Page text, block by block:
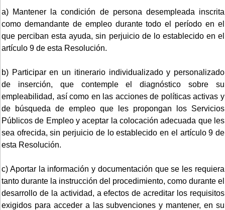
a) Mantener la condición de persona desempleada inscrita
como demandante de empleo durante todo el período en el
que perciban esta ayuda, sin perjuicio de lo establecido en el
artículo 9 de esta Resolución.
b) Participar en un itinerario individualizado y personalizado
de inserción, que contemple el diagnóstico sobre su
empleabilidad, así como en las acciones de políticas activas y
de búsqueda de empleo que les propongan los Servicios
Públicos de Empleo y aceptar la colocación adecuada que les
sea ofrecida, sin perjuicio de lo establecido en el artículo 9 de
esta Resolución.
c) Aportar la información y documentación que se les requiera
tanto durante la instrucción del procedimiento, como durante el
desarrollo de la actividad, a efectos de acreditar los requisitos
exigidos para acceder a las subvenciones y mantener, en su